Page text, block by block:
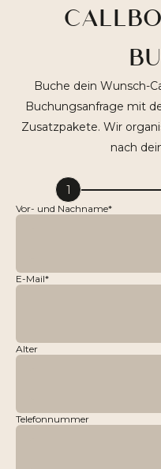
Buche dein Wunsch-
Buchungsanfrage mit
Zusatzpakete. Wir
nach
1
Vor- und Nachname*
E-Mail*
Alter
Telefonnummer